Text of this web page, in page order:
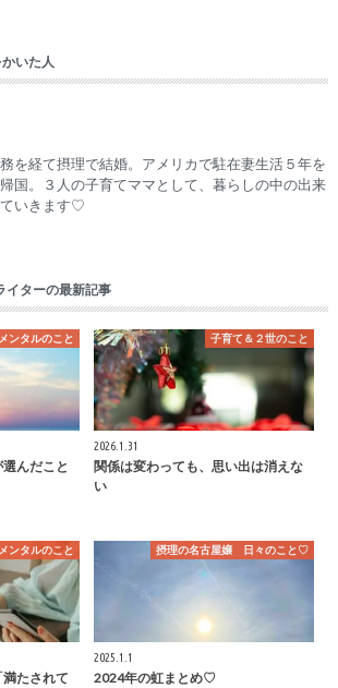
いた人
を経て摂理で結婚。アメリカで駐在妻生活５年を
国。３人の子育てママとして、暮らしの中の出来
いきます♡
イターの最新記事
メンタルのこと
んだこと
子育て＆２世のこと
2026.1.31
関係は変わっても、思い出は消えな
い
メンタルのこと
満たされて
摂理の名古屋嬢 日々のこと♡
2025.1.1
2024年の虹まとめ♡